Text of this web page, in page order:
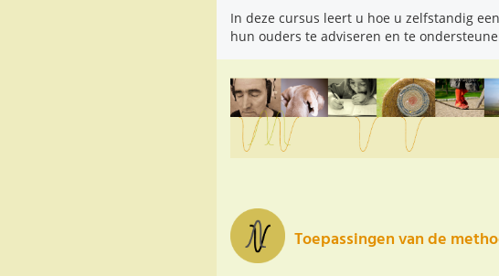
In deze cursus leert u hoe u zelfstandig
hun ouders te adviseren en te
Toepassingen van de